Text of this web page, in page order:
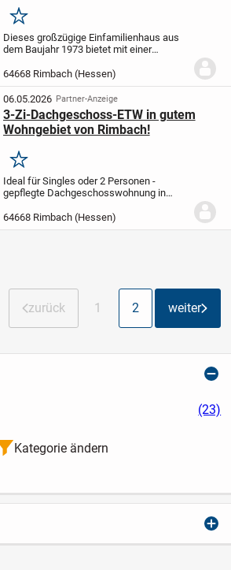
Merken
Dieses großzügige Einfamilienhaus aus
dem Baujahr 1973 bietet mit einer
wunderschönen Grundstück von ca. 1.013
m² viel Platz für die ganze Familie.Beim
Betreten...
64668 Rimbach (Hessen)
06.05.2026 Partner-Anzeige
3-Zi-Dachgeschoss-ETW in gutem
Wohngebiet von Rimbach!
Merken
Ideal für Singles oder 2 Personen -
gepflegte Dachgeschosswohnung in
von Rimbach!Die Wohnung befindet sich
in einem 3-Parteienhaus.1 Garage, 1
64668 Rimbach (Hessen)
zurück 1 2 weiter
(23)
Kategorie ändern